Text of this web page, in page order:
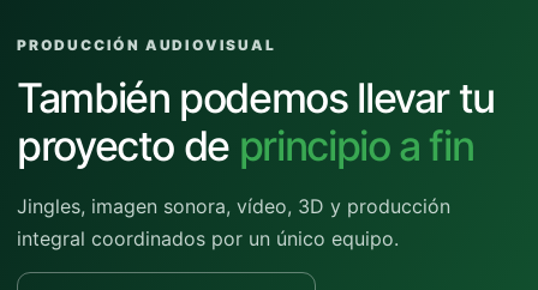
PRODUCCIÓN AUDIOVISUAL
También podemos llevar tu
proyecto de principio a fin
Jingles, imagen sonora, vídeo, 3D y producción
integral coordinados por un único equipo.